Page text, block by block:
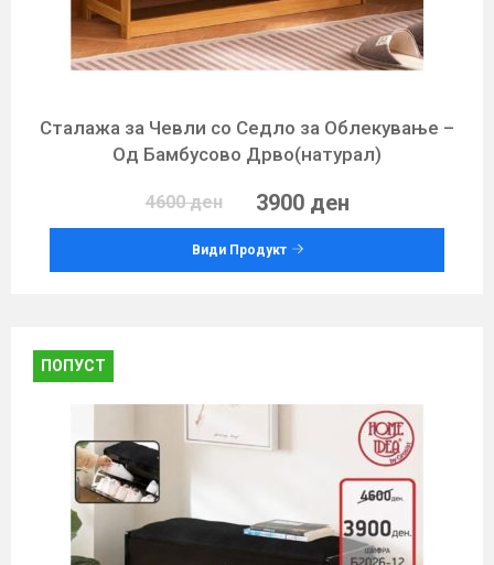
Сталажа за Чевли со Седло за Облекување –
Од Бамбусово Дрво(натурал)
4600 ден 3900 ден
Види Продукт
ПОПУСТ